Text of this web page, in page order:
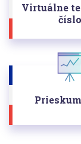
Virtuálne
číslo